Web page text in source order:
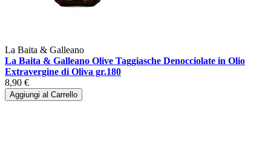
La Baita & Galleano
La Baita & Galleano Olive Taggiasche Denocciolate in Olio
Extravergine di Oliva gr.180
8,90 €
Aggiungi al Carrello